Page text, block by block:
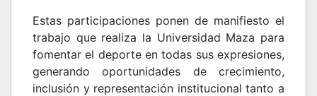
Estas participaciones ponen de manifiesto el
trabajo que realiza la Universidad Maza para
fomentar el deporte en todas sus expresiones,
generando oportunidades de crecimiento,
inclusión y representación institucional tanto a